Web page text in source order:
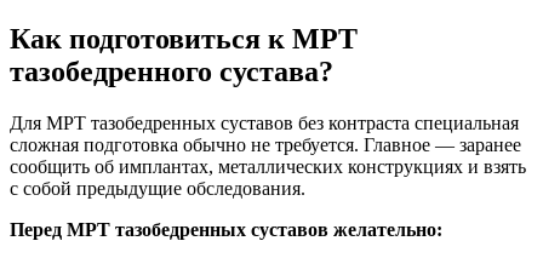
Как подготовиться к МРТ
тазобедренного сустава?
Для МРТ тазобедренных суставов без контраста специальная
сложная подготовка обычно не требуется. Главное — заранее
сообщить об имплантах, металлических конструкциях и взять
с собой предыдущие обследования.
Перед МРТ тазобедренных суставов желательно: